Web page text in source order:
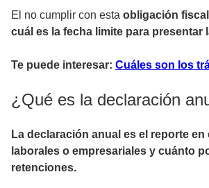
El no cumplir con esta obligación fiscal
cuál es la fecha limite para presentar
Te puede interesar: Cuáles son los
¿Qué es la declaración
La declaración anual es el reporte
laborales o empresariales y cuánto
retenciones.